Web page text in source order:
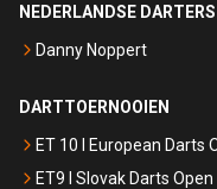
NEDERLANDSE DARTERS
Danny Noppert
DARTTOERNOOIEN
ET 10 I European Darts
ET9 I Slovak Darts Open